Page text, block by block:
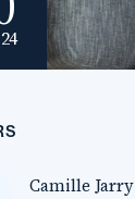
Camille Jarry